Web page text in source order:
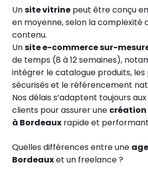
Unsite vitrine peut être conçu
en moyenne, selon la complexité
contenu.
Unsite e-commerce sur-
de temps (8 à 12 semaines),
intégrer le catalogue produits,
sécurisés et le référencement
Nos délais s’adaptent toujours
clients pour assurer une création
à Bordeaux rapide et
Quelles différences entre une
Bordeauxet un freelance ?